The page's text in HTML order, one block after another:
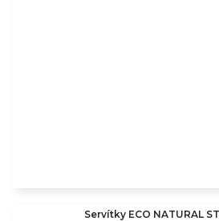
Servítky ECO NATURAL